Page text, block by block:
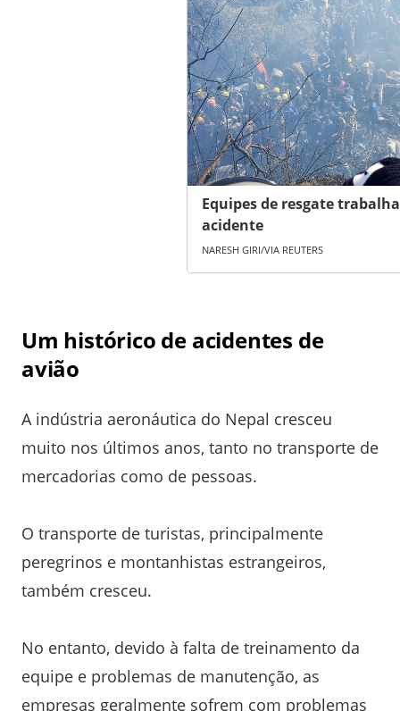
Equipes de resgate
acidente
NARESH GIRI/VIA REUTERS
Um histórico de acidentes de
avião
A indústria aeronáutica do Nepal cresceu
muito nos últimos anos, tanto no transporte de
mercadorias como de pessoas.
O transporte de turistas, principalmente
peregrinos e montanhistas estrangeiros,
também cresceu.
No entanto, devido à falta de treinamento da
equipe e problemas de manutenção, as
empresas geralmente sofrem com problemas